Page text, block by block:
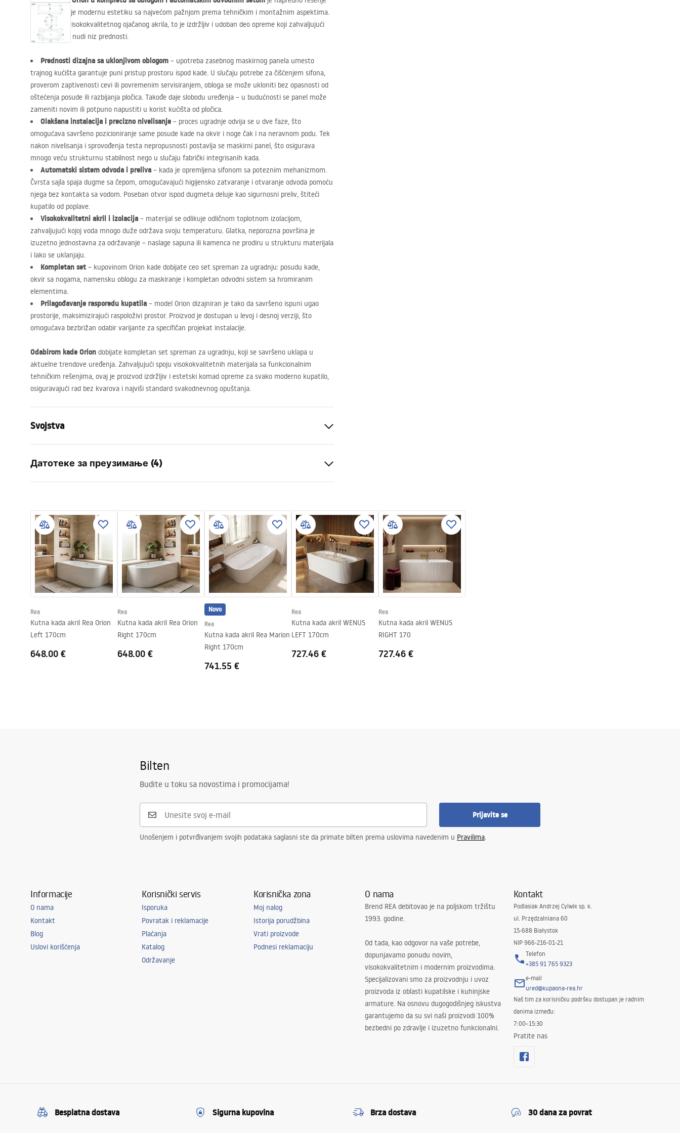
koje kombinuje modernu estetiku sa najvećom pažnjom prema tehničkim i montažnim aspektima.
Izrađena od visokokvalitetnog ojačanog akrila, to je izdržljiv i udoban deo opreme koji zahvaljujući
svom dizajnu nudi niz prednosti.
Prednosti dizajna sa uklonjivom oblogom – upotreba zasebnog maskirnog panela umesto
trajnog kućišta garantuje puni pristup prostoru ispod kade. U slučaju potrebe za čišćenjem sifona,
proverom zaptivenosti cevi ili povremenim servisiranjem, obloga se može ukloniti bez opasnosti od
oštećenja posude ili razbijanja pločica. Takođe daje slobodu uređenja – u budućnosti se panel može
zameniti novim ili potpuno napustiti u korist kućišta od pločica.
Olakšana instalacija i precizno nivelisanje – proces ugradnje odvija se u dve faze, što
omogućava savršeno pozicioniranje same posude kade na okvir i noge čak i na neravnom podu. Tek
nakon nivelisanja i sprovođenja testa nepropusnosti postavlja se maskirni panel, što osigurava
mnogo veću strukturnu stabilnost nego u slučaju fabrički integrisanih kada.
Automatski sistem odvoda i preliva – kada je opremljena sifonom sa poteznim mehanizmom.
Čvrsta sajla spaja dugme sa čepom, omogućavajući higijensko zatvaranje i otvaranje odvoda pomoću
njega bez kontakta sa vodom. Poseban otvor ispod dugmeta deluje kao sigurnosni preliv, štiteći
kupatilo od poplave.
Visokokvalitetni akril i izolacija – materijal se odlikuje odličnom toplotnom izolacijom,
zahvaljujući kojoj voda mnogo duže održava svoju temperaturu. Glatka, neporozna površina je
izuzetno jednostavna za održavanje – naslage sapuna ili kamenca ne prodiru u strukturu materijala
i lako se uklanjaju.
Kompletan set – kupovinom Orion kade dobijate ceo set spreman za ugradnju: posudu kade,
okvir sa nogama, namensku oblogu za maskiranje i kompletan odvodni sistem sa hromiranim
elementima.
Prilagođavanje rasporedu kupatila – model Orion dizajniran je tako da savršeno ispuni ugao
prostorije, maksimizirajući raspoloživi prostor. Proizvod je dostupan u levoj i desnoj verziji, što
omogućava bezbrižan odabir varijante za specifičan projekat instalacije.
Odabirom kade Orion dobijate kompletan set spreman za ugradnju, koji se savršeno uklapa u
aktuelne trendove uređenja. Zahvaljujući spoju visokokvalitetnih materijala sa funkcionalnim
tehničkim rešenjima, ovaj je proizvod izdržljiv i estetski komad opreme za svako moderno kupatilo,
osiguravajući rad bez kvarova i najviši standard svakodnevnog opuštanja.
Svojstva
Boja
Materijal
Akril
Širina
750
mm
Visina
560
mm
Strana ugradnje
Leva
Čep i sifon uključeni
Да
Jamstvo
24 mjeseca
Датотеке за преузимање (4)
WARUNKI_BEZPIECZENSTWA_WAN
NY.pdf
Warranty_Terms_and_Conditions_
Bathtubs.pdf
Uputstvo za montažu
Orion_160_170.pdf
Uputstvo za montažu
Orion_160_170.pdf
Rea
Kutna kada akril Rea Orion
Left 170cm
648.00 €
Rea
Kutna kada akril Rea Orion
Right 170cm
648.00 €
Novo
Rea
Kutna kada akril Rea Marion
Right 170cm
741.55 €
Rea
Kutna kada akril WENUS
LEFT 170cm
727.46 €
Rea
Kutna kada akril WENUS
RIGHT 170
727.46 €
Bilten
Budite u toku sa novostima i promocijama!
Prijavite se
Unošenjem i potvrđivanjem svojih podataka saglasni ste da primate bilten prema uslovima navedenim u Pravilima.
Informacije
O nama
Kontakt
Blog
Uslovi korišćenja
Korisnički servis
Isporuka
Povratak i reklamacije
Plaćanja
Katalog
Održavanje
Korisnička zona
Moj nalog
Istorija porudžbina
Vrati proizvode
Podnesi reklamaciju
O nama
Brend REA debitovao je na poljskom tržištu
1993. godine.
Od tada, kao odgovor na vaše potrebe,
dopunjavamo ponudu novim,
visokokvalitetnim i modernim proizvodima.
Specijalizovani smo za proizvodnju i uvoz
proizvoda iz oblasti kupatilske i kuhinjske
armature. Na osnovu dugogodišnjeg iskustva
garantujemo da su svi naši proizvodi 100%
bezbedni po zdravlje i izuzetno funkcionalni.
Kontakt
Podlasiak Andrzej Cylwik sp. k.
ul. Przędzalniana 60
15-688 Białystok
NIP 966-216-01-21
Telefon
+385 91 765 9323
e-mail
ured@kupaona-rea.hr
Naš tim za korisničku podršku dostupan je radnim
danima između:
7:00–15:30
Pratite nas
Besplatna dostava Sigurna kupovina Brza dostava 30 dana za povrat